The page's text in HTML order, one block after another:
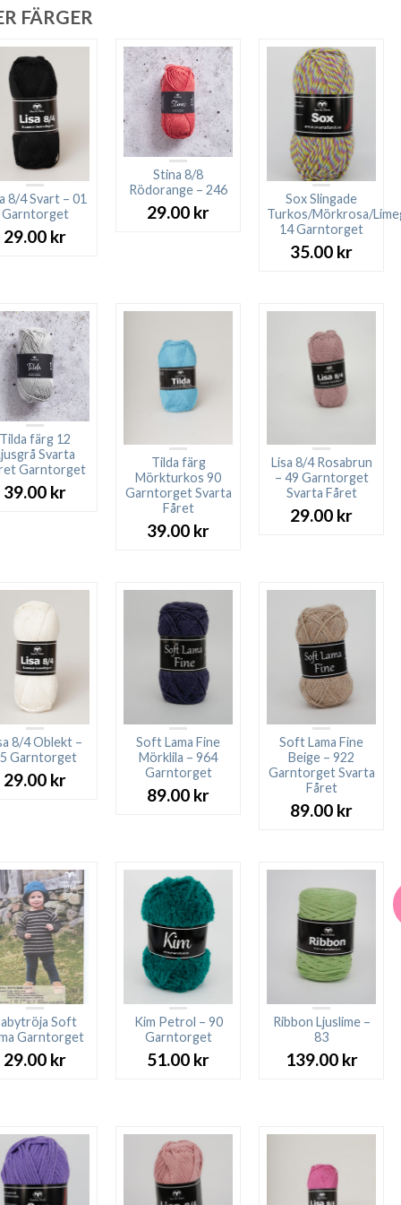
FÄRGER
8/4 Svart – 01
Garntorget
29.00 kr
Stina 8/8
Rödorange – 246
29.00 kr
Sox Slingade
Turkos/Mörkrosa/
14 Garntorget
35.00 kr
Tilda färg 12
Svarta
Garntorget
39.00 kr
Tilda färg
Mörkturkos 90
Garntorget Svarta
Fåret
39.00 kr
Lisa 8/4 Rosabrun
– 49 Garntorget
Svarta Fåret
29.00 kr
8/4 Oblekt –
Garntorget
29.00 kr
Soft Lama Fine
Mörklila – 964
Garntorget
89.00 kr
Soft Lama Fine
Beige – 922
Garntorget Svarta
Fåret
89.00 kr
Soft
Garntorget
29.00 kr
Kim Petrol – 90
Garntorget
51.00 kr
Ribbon Ljuslime –
83
139.00 kr